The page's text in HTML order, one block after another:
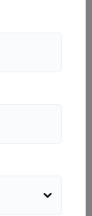
vật trang trí